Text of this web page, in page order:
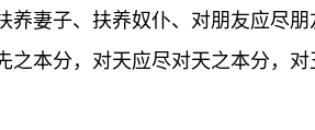
养妻子、扶养奴仆、对朋友应尽
之本分，对天应尽对天之本分，